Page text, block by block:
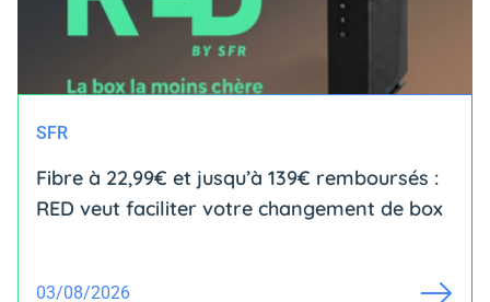
SFR
Fibre à 22,99€ et jusqu’à 139€ remboursés :
RED veut faciliter votre changement de box
03/08/2026